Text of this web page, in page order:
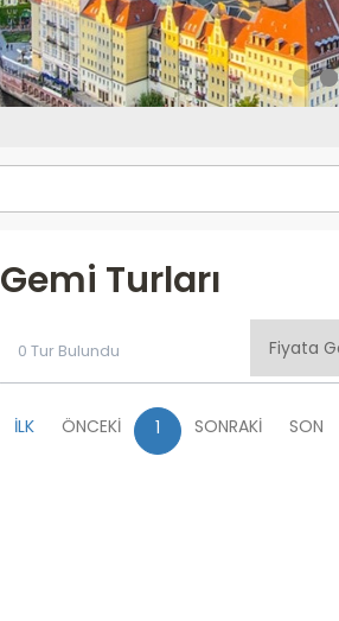
Gemi Turları
0 Tur Bulundu
İLK ÖNCEKİ 1 SONRAKİ SON